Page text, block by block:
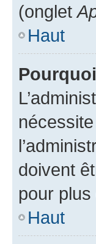
(onglet
Haut
doivent
pour plus
Haut